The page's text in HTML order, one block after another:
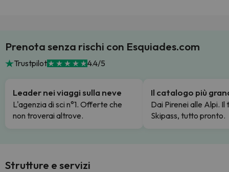
Prenota senza rischi con Esquiades.com
Trustpilot 4.4/5
Leader nei viaggi sulla neve
L'agenzia di sci n°1. Offerte che
non troverai altrove.
Il catalogo più
Dai Pirenei alle Alpi. Il
Skipass, tutto pronto.
Strutture e servizi